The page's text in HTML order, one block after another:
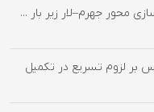
بر لزوم تسریع در تکمیل